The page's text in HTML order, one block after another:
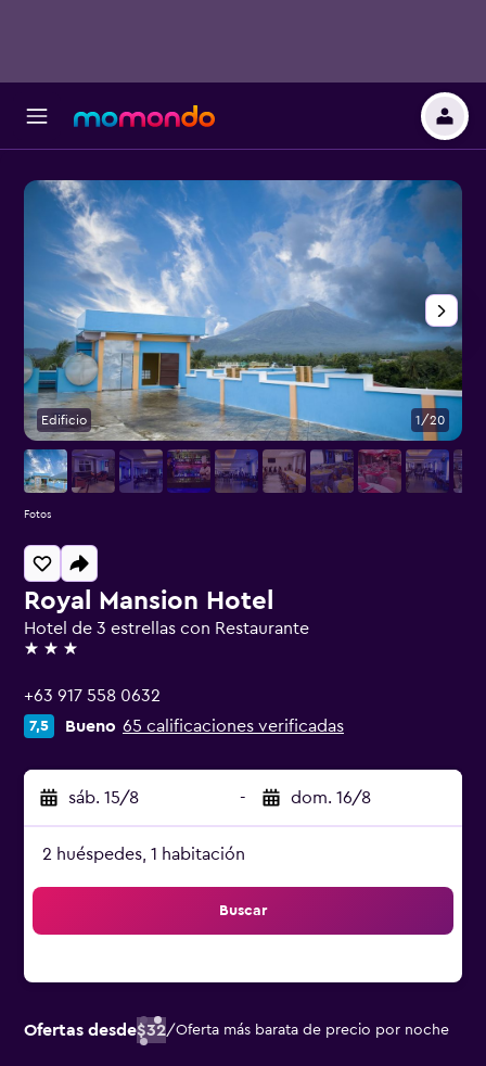
Royal Mansion Hotel
Hotel de 3 estrellas con Restaurante
3 estrellas
+63 917 558 0632
7,5 Bueno 65 calificaciones verificadas
sáb. 15/8 - dom. 16/8
2 huéspedes, 1 habitación
Buscar
Ofertas desde$32/Oferta más barata de precio por noche
Edificio 1/20
Fotos